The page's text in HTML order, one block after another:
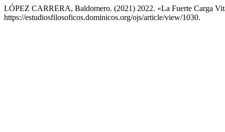
LÓPEZ CARRERA, Baldomero. (2021) 2022. «La Fuerte Carga
https://estudiosfilosoficos.dominicos.org/ojs/article/view/1030.